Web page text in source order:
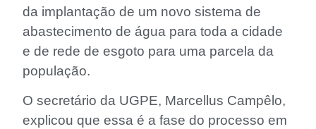
da implantação de um novo sistema de
abastecimento de água para toda a cidade
e de rede de esgoto para uma parcela da
população.
O secretário da UGPE, Marcellus Campêlo,
explicou que essa é a fase do processo em